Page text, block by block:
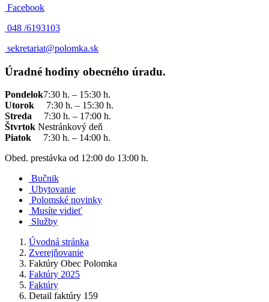
Facebook
048 /6193103
sekretariat@polomka.sk
Úradné hodiny obecného úradu.
Pondelok7:30 h. – 15:30 h.
Utorok 7:30 h. – 15:30 h.
Streda 7:30 h. – 17:00 h.
Štvrtok Nestránkový deň
Piatok
7:30 h. – 14:00 h.
Obed. prestávka od 12:00 do 13:00 h.
Bučnik
Ubytovanie
Polomské novinky
Musíte vidieť
Služby
Úvodná stránka
Zverejňovanie
Faktúry Obec Polomka
Faktúry 2025
Faktúry
Detail faktúry 159